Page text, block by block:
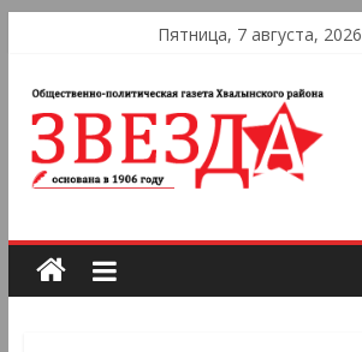
Пятница, 7 августа, 2026